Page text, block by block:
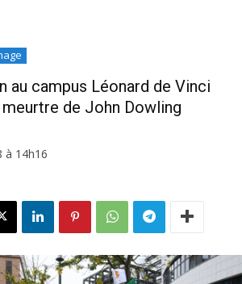
au campus Léonard de Vinci
de John Dowling
à 14h16